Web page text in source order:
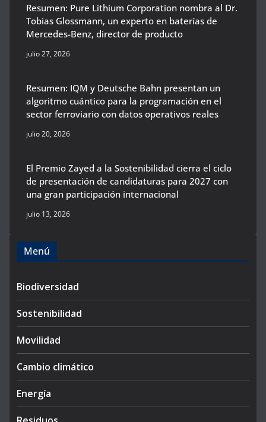
Resumen: Pure Lithium Corporation nombra al Dr.
Tobias Glossmann, un experto en baterías de
Mercedes-Benz, director de producto
julio 27, 2026
Resumen: IQM y Deutsche Bahn presentan un
algoritmo cuántico para la programación en el
sector ferroviario con datos operativos reales
julio 20, 2026
El Premio Zayed a la Sostenibilidad cierra el ciclo
de presentación de candidaturas para 2027 con
una gran participación internacional
julio 13, 2026
Menú
Biodiversidad
Sostenibilidad
Movilidad
Cambio climático
Energía